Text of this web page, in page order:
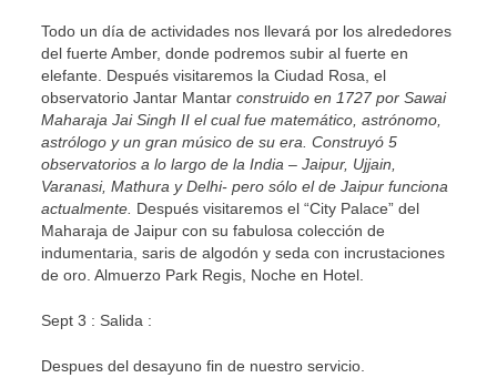
Todo un día de actividades nos llevará por los alrededores
del fuerte Amber, donde podremos subir al fuerte en
elefante. Después visitaremos la Ciudad Rosa, el
observatorio Jantar Mantarconstruido en 1727 por Sawai
Maharaja Jai Singh II el cual fue matemático, astrónomo,
astrólogo y un gran músico de su era. Construyó 5
observatorios a lo largo de la India – Jaipur, Ujjain,
Varanasi, Mathura y Delhi- pero sólo el de Jaipur funciona
actualmente. Después visitaremos el “City Palace” del
Maharaja de Jaipur con su fabulosa colección de
indumentaria, saris de algodón y seda con incrustaciones
de oro. Almuerzo Park Regis, Noche en Hotel.
Sept 3 : Salida :
Despues del desayuno fin de nuestro servicio.